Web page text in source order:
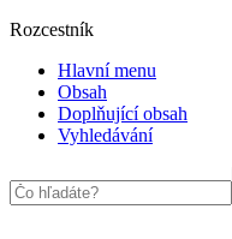
Rozcestník
Hlavní menu
Obsah
Doplňující obsah
Vyhledávání